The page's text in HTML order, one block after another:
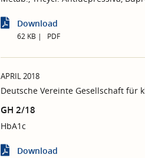
Download
62 KB PDF
APRIL 2018
Deutsche Vereinte Gesellschaft für
GH 2/18
HbA1c
Download